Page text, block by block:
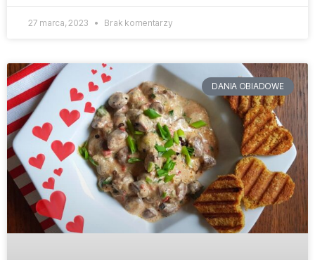
27 marca, 2023 Brak komentarzy
DANIA OBIADOWE